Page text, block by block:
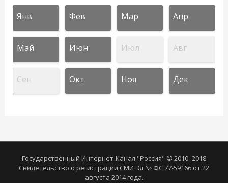
Янв Фев Мар Апр
Май Июн Июл Авг
Сен Окт Ноя Дек
Государственный Интернет-Канал "Россия" © 2010–2018
Свидетельство о регистрации СМИ Эл № ФС 77-59166 от 22
августа 2014 года.